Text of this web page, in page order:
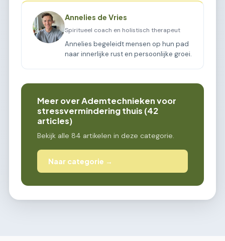
Annelies de Vries
Spiritueel coach en holistisch therapeut
Annelies begeleidt mensen op hun pad
naar innerlijke rust en persoonlijke groei.
Meer over Ademtechnieken voor
stressvermindering thuis (42
articles)
Bekijk alle 84 artikelen in deze categorie.
Naar categorie →